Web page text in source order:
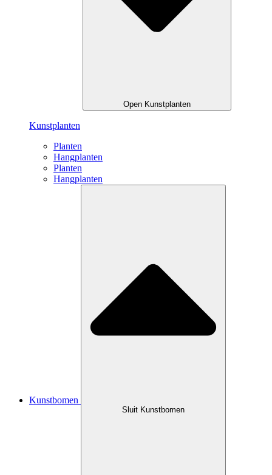
Open Kunstplanten
Kunstplanten
Planten
Hangplanten
Planten
Hangplanten
Kunstbomen
Sluit Kunstbomen